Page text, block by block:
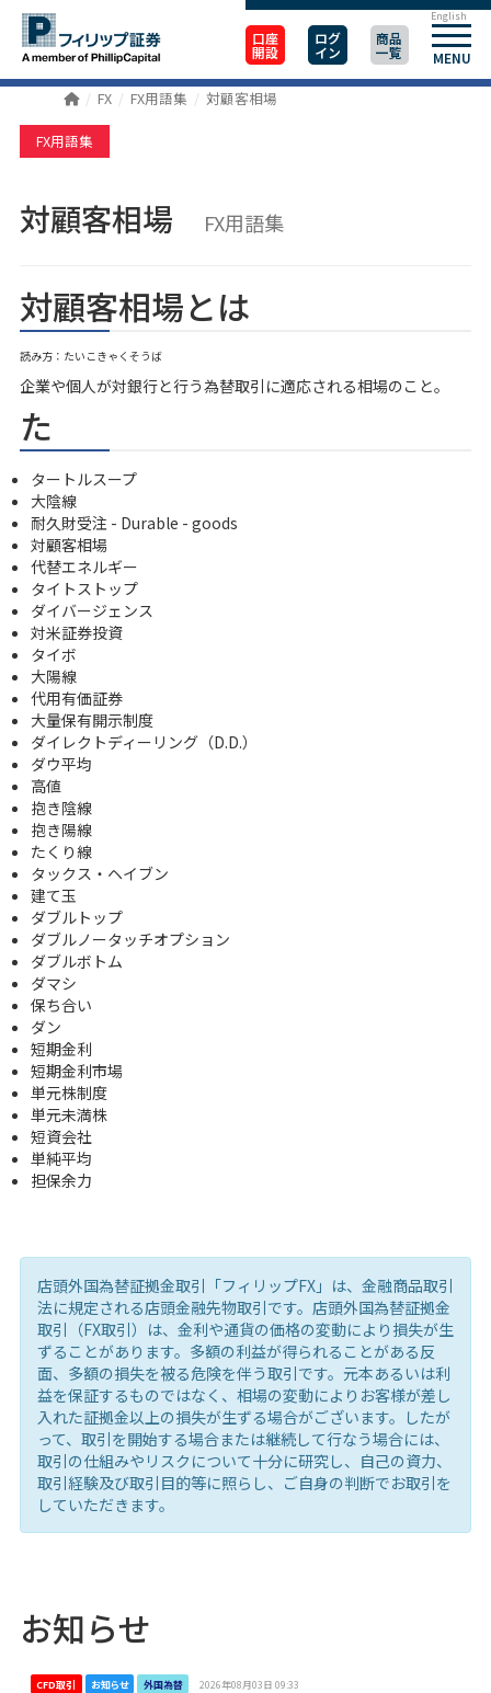
口座
開設
ログ
イン
商品
一覧 MENU
English
FX FX用語集 対顧客相場
FX用語集
対顧客相場 FX用語集
対顧客相場とは
読み方：たいこきゃくそうば
企業や個人が対銀行と行う為替取引に適応される相場のこと。
た
タートルスープ
大陰線
耐久財受注 - Durable - goods
対顧客相場
代替エネルギー
タイトストップ
ダイバージェンス
対米証券投資
タイボ
大陽線
代用有価証券
大量保有開示制度
ダイレクトディーリング（D.D.）
ダウ平均
高値
抱き陰線
抱き陽線
たくり線
タックス・ヘイブン
建て玉
ダブルトップ
ダブルノータッチオプション
ダブルボトム
ダマシ
保ち合い
ダン
短期金利
短期金利市場
単元株制度
単元未満株
短資会社
単純平均
担保余力
店頭外国為替証拠金取引「フィリップFX」は、金融商品取引
法に規定される店頭金融先物取引です。店頭外国為替証拠金
取引（FX取引）は、金利や通貨の価格の変動により損失が生
ずることがあります。多額の利益が得られることがある反
面、多額の損失を被る危険を伴う取引です。元本あるいは利
益を保証するものではなく、相場の変動によりお客様が差し
入れた証拠金以上の損失が生ずる場合がございます。したが
って、取引を開始する場合または継続して行なう場合には、
取引の仕組みやリスクについて十分に研究し、自己の資力、
取引経験及び取引目的等に照らし、ご自身の判断でお取引を
していただきます。
お知らせ
CFD取引 お知らせ 外国為替 2026年08月03日 09:33